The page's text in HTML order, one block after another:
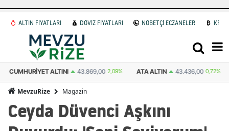
ALTIN FİYATLARI DÖVİZ FİYATLARI NÖBETÇİ ECZANELER
ATA ALTIN 43.436,00 0,72% DOLAR 47,5972 0.06% EURO
MevzuRize Magazin
Ceyda Düvenci Aşkını